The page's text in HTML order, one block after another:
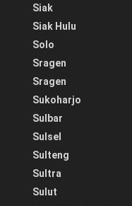
Siak
Siak Hulu
Solo
Sragen
Sragen
Sukoharjo
Sulbar
Sulsel
Sulteng
Sultra
Sulut